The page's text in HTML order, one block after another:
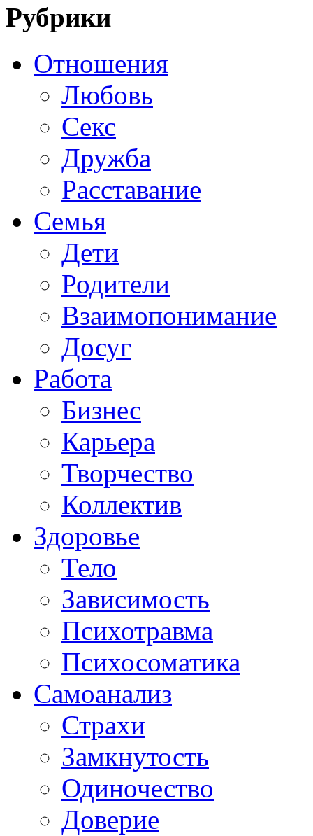
Рубрики
Отношения
Любовь
Секс
Дружба
Расставание
Семья
Дети
Родители
Взаимопонимание
Досуг
Работа
Бизнес
Карьера
Творчество
Коллектив
Здоровье
Тело
Зависимость
Психотравма
Психосоматика
Самоанализ
Страхи
Замкнутость
Одиночество
Доверие